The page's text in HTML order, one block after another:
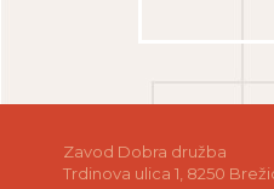
Zavod Dobra družba
Trdinova ulica 1, 8250